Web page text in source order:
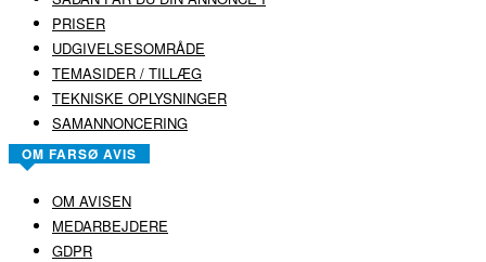
PRISER
UDGIVELSESOMRÅDE
TEMASIDER / TILLÆG
TEKNISKE OPLYSNINGER
SAMANNONCERING
OM FARSØ AVIS
OM AVISEN
MEDARBEJDERE
GDPR